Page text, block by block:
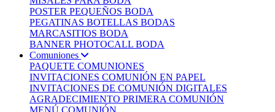
POSTER PEQUEÑOS BODA
PEGATINAS BOTELLAS BODAS
MARCASITIOS BODA
BANNER PHOTOCALL BODA
Comuniones
PAQUETE COMUNIONES
INVITACIONES COMUNIÓN EN PAPEL
INVITACIONES DE COMUNIÓN DIGITALES
AGRADECIMIENTO PRIMERA COMUNIÓN
MENÚ COMUNIÓN